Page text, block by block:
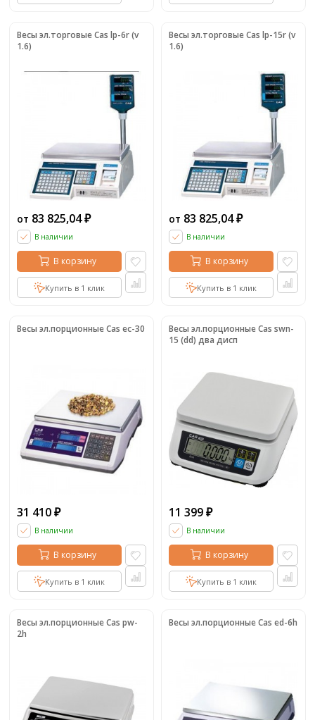
Весы эл.торговые Cas lp-6r (v
1.6)
от 83 825,04 ₽
В наличии
В корзину
Купить в 1 клик
Весы эл.торговые Cas lp-15r (v
1.6)
от 83 825,04 ₽
В наличии
В корзину
Купить в 1 клик
Весы эл.порционные Cas ec-30
31 410 ₽
В наличии
В корзину
Купить в 1 клик
Весы эл.порционные Cas swn-
15 (dd) два дисп
11 399 ₽
В наличии
В корзину
Купить в 1 клик
Весы эл.порционные Cas pw-
2h
Весы эл.порционные Cas ed-6h